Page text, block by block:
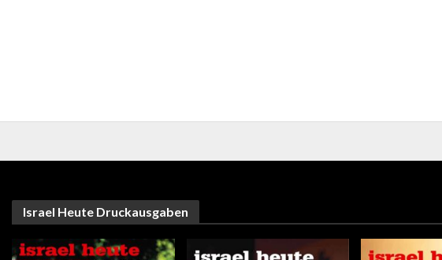
Israel Heute Druckausgaben